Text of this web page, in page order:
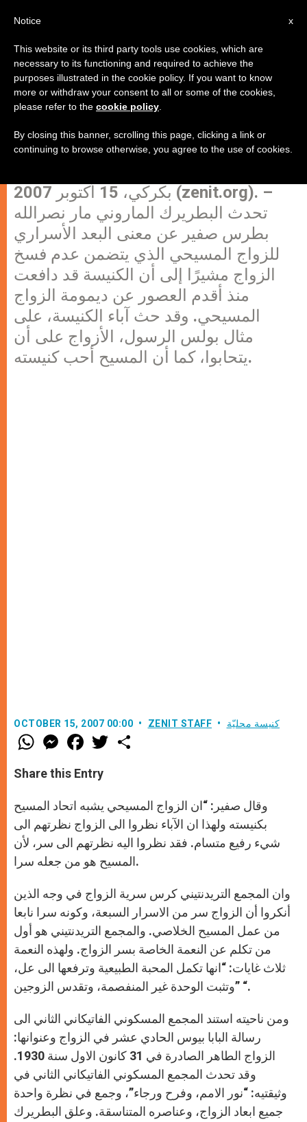
البطريرك صفير: "نعمة سر الزواج
تجعل من العائلة "كنيسة منزلية"، وهي
بكركي، 15 أكتوبر 2007 (zenit.org). –
تحدث البطريرك الماروني مار نصرالله
بطرس صفير عن معنى البعد الأسراري
للزواج المسيحي الذي يتضمن عدم فسخ
الزواج مشيرًا إلى أن الكنيسة قد دافعت
منذ أقدم العصور عن ديمومة الزواج
المسيحي. وقد حث آباء الكنيسة، على
مثال بولس الرسول، الأزواج على أن
يتحابوا، كما أن المسيح أحب كنيسته.
OCTOBER 15, 2007 00:00 ZENIT STAFF كنيسة محليّة
W
h
t
s
p
M
e
s
e
g
e
r
F
a
e
b
o
k
w
Share this Entry
وقال صفير: “ان الزواج المسيحي يشبه اتحاد المسيح
بكنيسته ولهذا ان الآباء نظروا الى الزواج نظرتهم الى
شيء رفيع متسام. فقد نظروا اليه نظرتهم الى سر، لأن
المسيح هو من جعله سرا.
وان المجمع التريدنتيني كرس سرية الزواج في وجه الذين
أنكروا أن الزواج سر من الاسرار السبعة، وكونه سرا نابعا
من عمل المسيح الخلاصي. والمجمع التريدنتيني هو أول
من تكلم عن النعمة الخاصة بسر الزواج. ولهذه النعمة
ثلاث غايات: “انها تكمل المحبة الطبيعية وترفعها الى عل،
وتثبت الوحدة غير المنفصمة، وتقدس الزوجين” “.
ومن ناحيته استند المجمع المسكوني الفاتيكاني الثاني الى
رسالة البابا بيوس الحادي عشر في الزواج وعنوانها:
الزواج الطاهر الصادرة في 31 كانون الاول سنة 1930.
وقد تحدث المجمع المسكوني الفاتيكاني الثاني في
وثيقتيه: “نور الامم، وفرح ورجاء”، وجمع في نظرة واحدة
جميع ابعاد الزواج، وعناصره المتناسقة. وعلق البطريرك
x
Notice
This website or its third party tools use cookies, which are
necessary to its functioning and required to achieve the
purposes illustrated in the cookie policy. If you want to know
more or withdraw your consent to all or some of the cookies,
please refer to the cookie policy
By closing this banner, scrolling this page, clicking a link or
continuing to browse otherwise, you agree to the use of cookies.